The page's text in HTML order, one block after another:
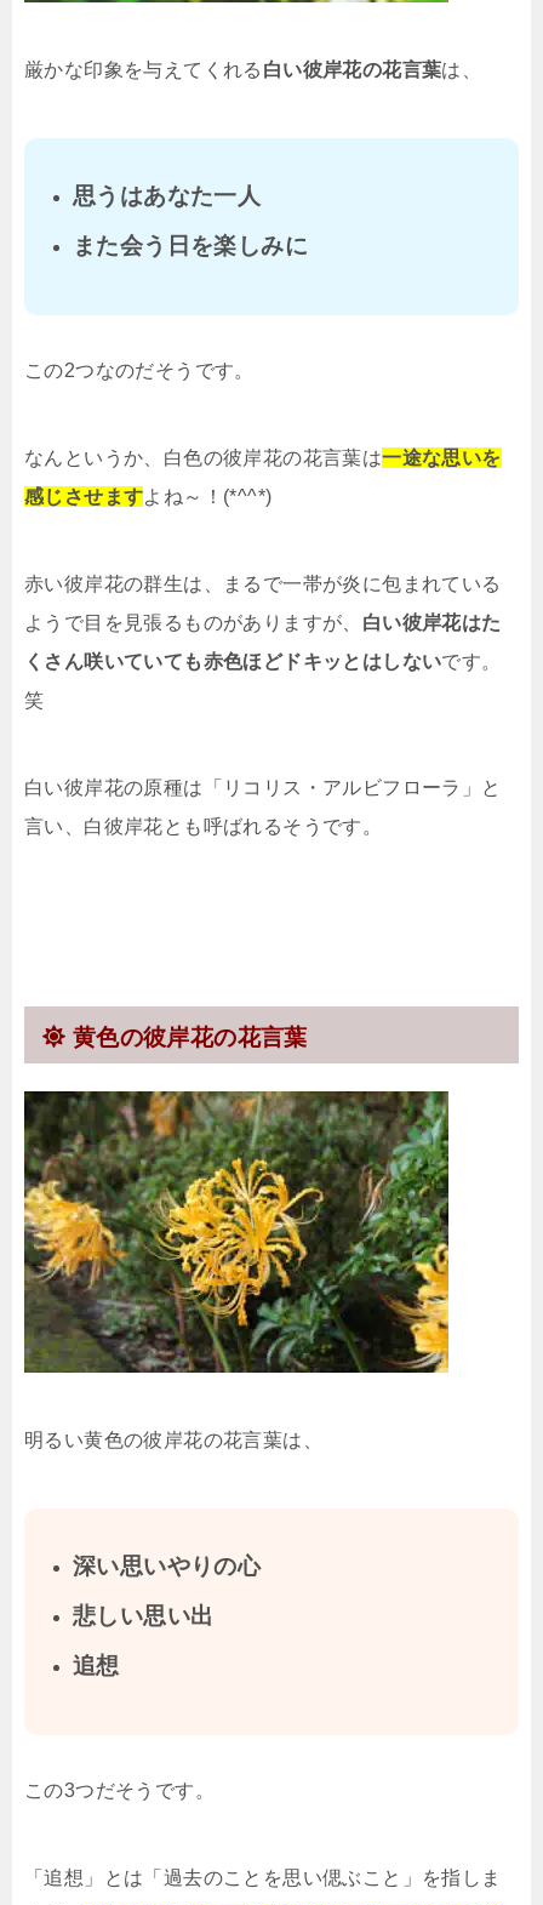
厳かな印象を与えてくれる 白い彼岸花の花言葉は、
思うはあなた一人
また会う日を楽しみに
この2つなのだそうです。
なんというか、白色の彼岸花の花言葉は一途な思いを
感じさせますよね～！(*^^*)
赤い彼岸花の群生は、まるで一帯が炎に包まれている
ようで目を見張るものがありますが、 白い彼岸花はた
くさん咲いていても赤色ほどドキッとはしないです。
笑
白い彼岸花の原種は「リコリス・アルビフローラ」と
言い、白彼岸花とも呼ばれるそうです。
黄色の彼岸花の花言葉
明るい黄色の彼岸花の花言葉は、
深い思いやりの心
悲しい思い出
追想
この3つだそうです。
「追想」とは「過去のことを思い偲ぶこと」を指しま